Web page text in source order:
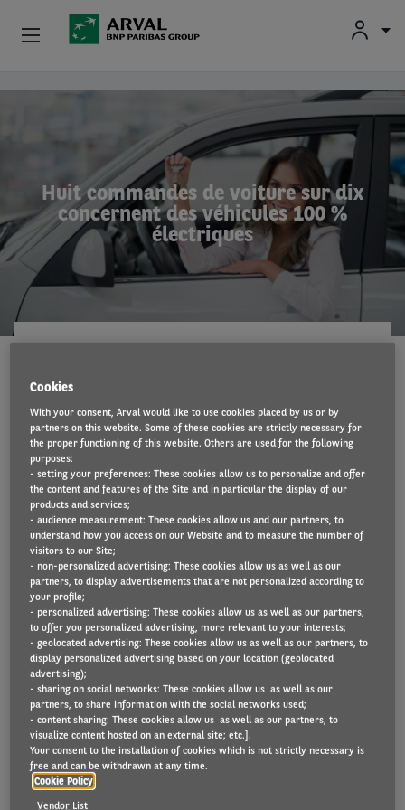
Huit commandes de voiture sur dix
concernent des véhicules 100 %
électriques
Près de huit voitures de société sur dix
commandées chez l’expert en solutions de mobilité
Arval Belgique, au cours du premier semestre 2024,
seront 100 % électriques. Mais plus la voiture est
petite, plus les entreprises ont tendance à opter
pour un modèle thermique, hybride ou hybride
rechargeable, même si depuis mi 2023 ces modèles
sont moins attrayants fiscalement. La voiture de
société la plus populaire est un SUV compact ; c’est
la Volvo EX30. « Le prix de la batterie pèse plus
lourd dans la balance pour les plus petits modèles
que pour les modèles des segments supérieurs.
C’est l’une des raisons pour lesquelles les
entreprises belges choisissent encore des modèles
Particuliers
Corporate
Voiture D'occasion
À Propos D’Arval
Conducteurs
Cookies
With your consent, Arval would like to use cookies placed by us or by
partners on this website. Some of these cookies are strictly necessary for
the proper functioning of this website. Others are used for the following
purposes:
- setting your preferences: These cookies allow us to personalize and offer
the content and features of the Site and in particular the display of our
products and services;
- audience measurement: These cookies allow us and our partners, to
understand how you access on our Website and to measure the number of
visitors to our Site;
- non-personalized advertising: These cookies allow us as well as our
partners, to display advertisements that are not personalized according to
your profile;
- personalized advertising: These cookies allow us as well as our partners,
to offer you personalized advertising, more relevant to your interests;
- geolocated advertising: These cookies allow us as well as our partners, to
display personalized advertising based on your location (geolocated
advertising);
- sharing on social networks: These cookies allow us as well as our
partners, to share information with the social networks used;
- content sharing: These cookies allow us as well as our partners, to
visualize content hosted on an external site; etc.].
Your consent to the installation of cookies which is not strictly necessary is
free and can be withdrawn at any time.
Cookie Policy
Vendor List